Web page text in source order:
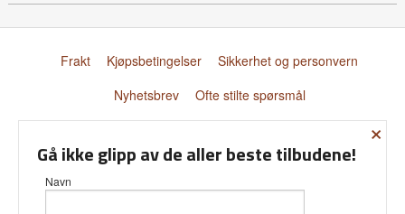
Frakt Kjøpsbetingelser
Sikkerhet og personvern
Nyhetsbrev
Ofte stilte spørsmål
×
Gå ikke glipp av de aller beste tilbudene!
Navn